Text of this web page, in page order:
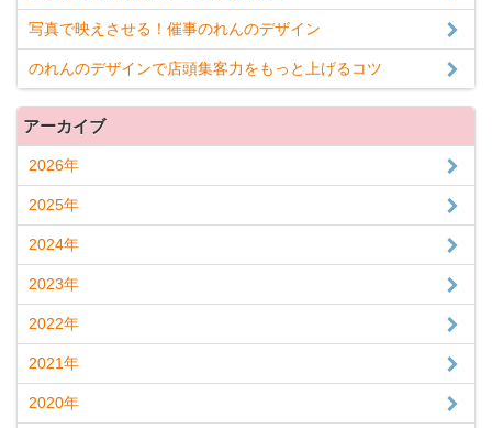
写真で映えさせる！催事のれんのデザイン
のれんのデザインで店頭集客力をもっと上げるコツ
アーカイブ
2026年
2025年
2024年
2023年
2022年
2021年
2020年